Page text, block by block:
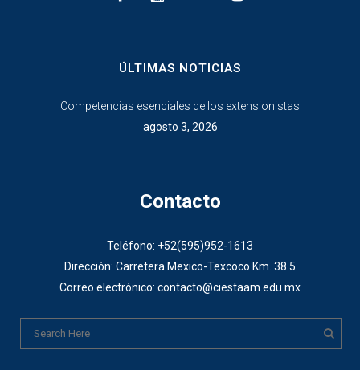
ÚLTIMAS NOTICIAS
Competencias esenciales de los extensionistas
agosto 3, 2026
Contacto
Teléfono: +52(595)952-1613
Dirección: Carretera Mexico-Texcoco Km. 38.5
Correo electrónico: contacto@ciestaam.edu.mx